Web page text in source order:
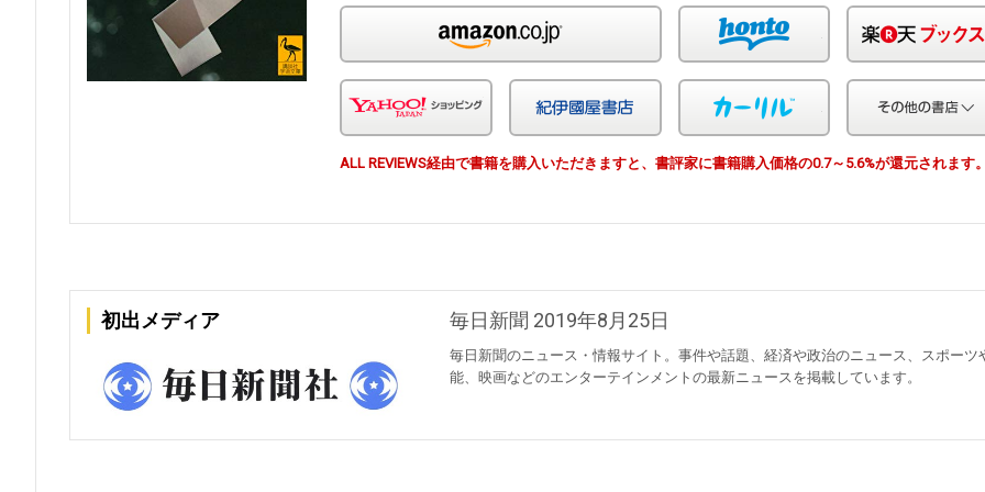
honto
Yahoo!ショッピング 紀伊国屋 カーリル
ALL REVIEWS経由で書籍を購入いただきますと、書評家に書籍購入価格の0.7～5.6%が還元されます。
初出メディア 毎日新聞 2019年8月25日
毎日新聞のニュース・情報サイト。事件や話題、経済や政治のニュース、スポーツ
能、映画などのエンターテインメントの最新ニュースを掲載しています。